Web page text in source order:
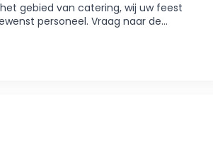
gebied van catering, wij uw feest
personeel. Vraag naar de…